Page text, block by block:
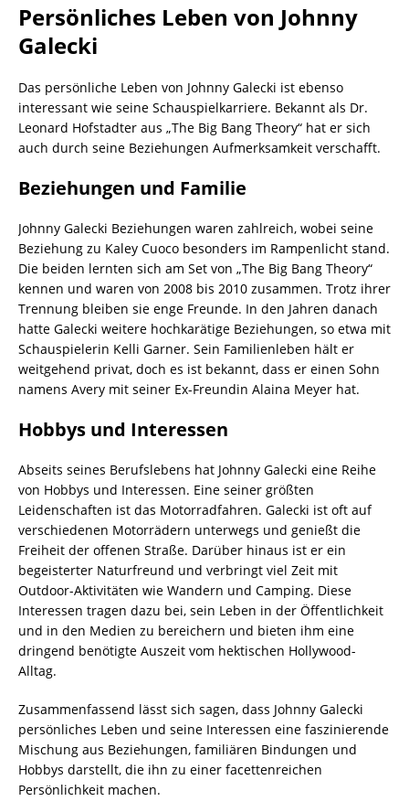
Persönliches Leben von Johnny
Galecki
Das persönliche Leben von Johnny Galecki ist ebenso
interessant wie seine Schauspielkarriere. Bekannt als Dr.
Leonard Hofstadter aus „The Big Bang Theory“ hat er sich
auch durch seine Beziehungen Aufmerksamkeit verschafft.
Beziehungen und Familie
Johnny Galecki Beziehungen waren zahlreich, wobei seine
Beziehung zu Kaley Cuoco besonders im Rampenlicht stand.
Die beiden lernten sich am Set von „The Big Bang Theory“
kennen und waren von 2008 bis 2010 zusammen. Trotz ihrer
Trennung bleiben sie enge Freunde. In den Jahren danach
hatte Galecki weitere hochkarätige Beziehungen, so etwa mit
Schauspielerin Kelli Garner. Sein Familienleben hält er
weitgehend privat, doch es ist bekannt, dass er einen Sohn
namens Avery mit seiner Ex-Freundin Alaina Meyer hat.
Hobbys und Interessen
Abseits seines Berufslebens hat Johnny Galecki eine Reihe
von Hobbys und Interessen. Eine seiner größten
Leidenschaften ist das Motorradfahren. Galecki ist oft auf
verschiedenen Motorrädern unterwegs und genießt die
Freiheit der offenen Straße. Darüber hinaus ist er ein
begeisterter Naturfreund und verbringt viel Zeit mit
Outdoor-Aktivitäten wie Wandern und Camping. Diese
Interessen tragen dazu bei, sein Leben in der Öffentlichkeit
und in den Medien zu bereichern und bieten ihm eine
dringend benötigte Auszeit vom hektischen Hollywood-
Alltag.
Zusammenfassend lässt sich sagen, dass Johnny Galecki
persönliches Leben und seine Interessen eine faszinierende
Mischung aus Beziehungen, familiären Bindungen und
Hobbys darstellt, die ihn zu einer facettenreichen
Persönlichkeit machen.